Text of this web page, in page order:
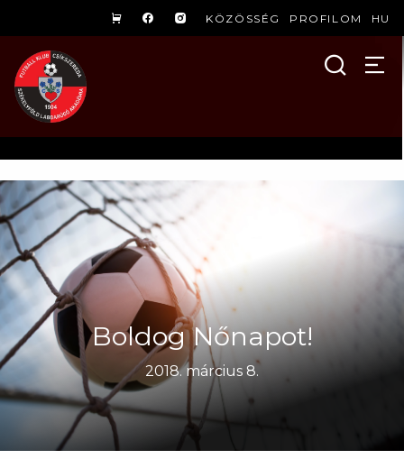
KÖZÖSSÉG PROFILOM HU
Boldog Nőnapot!
2018. március 8.